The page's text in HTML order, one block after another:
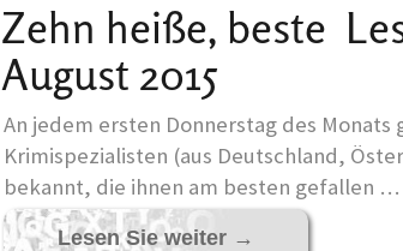
Zehn heiße, beste
August 2015
An jedem ersten Donnerstag des
Krimispezialisten (aus Deutschland,
bekannt, die ihnen am besten gefallen …
Lesen Sie weiter →